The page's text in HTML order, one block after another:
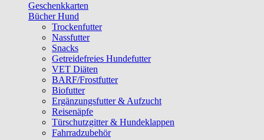
Geschenkkarten
Bücher Hund
Trockenfutter
Nassfutter
Snacks
Getreidefreies Hundefutter
VET Diäten
BARF/Frostfutter
Biofutter
Ergänzungsfutter & Aufzucht
Reisenäpfe
Türschutzgitter & Hundeklappen
Fahrradzubehör